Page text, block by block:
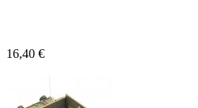
16,40 €